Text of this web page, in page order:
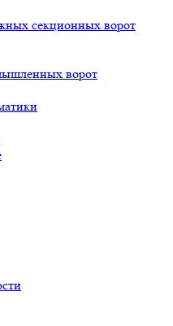
секционных ворот
ворот